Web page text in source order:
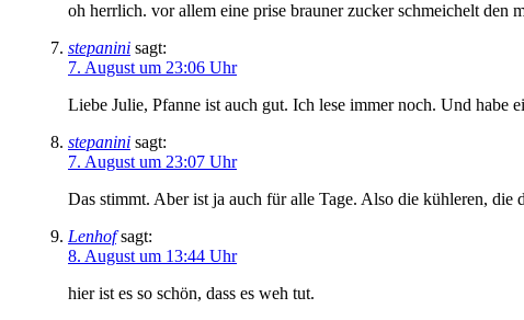
oh herrlich. vor allem eine prise brauner zucker schmeichelt den
stepanini sagt:
7. August um 23:06 Uhr
Liebe Julie, Pfanne ist auch gut. Ich lese immer noch. Und habe
stepanini sagt:
7. August um 23:07 Uhr
Das stimmt. Aber ist ja auch für alle Tage. Also die kühleren, die
Lenhof sagt:
8. August um 13:44 Uhr
hier ist es so schön, dass es weh tut.